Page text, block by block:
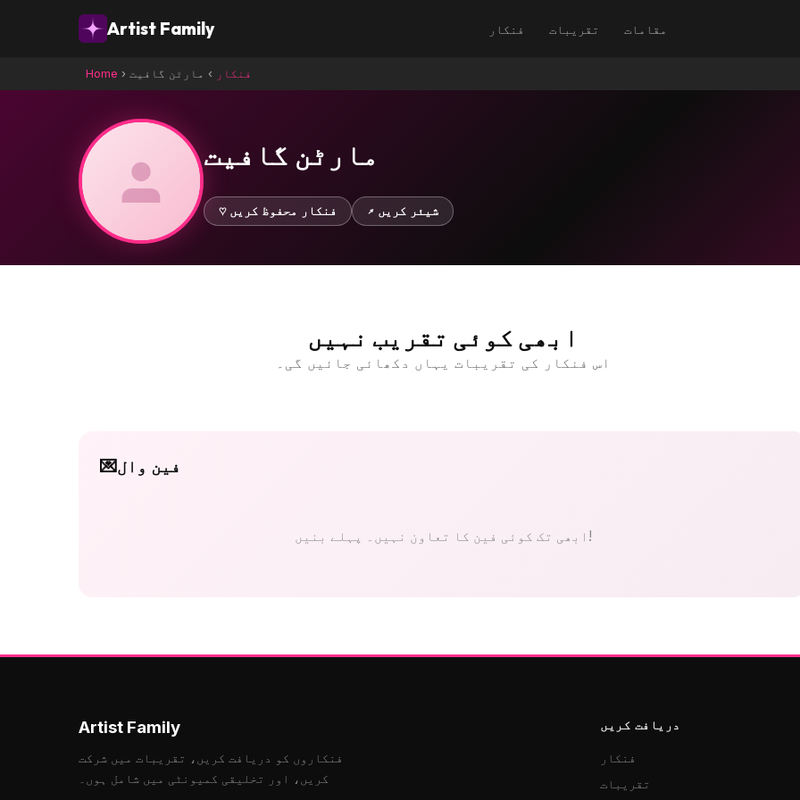
Artist Family فنکار تقریبات مقامات
Home › فنکار › مارٹن گافیت
مارٹن گافیت
♡ فنکار محفوظ کریں ↗ شیئر کریں
ابھی کوئی تقریب نہیں
اس فنکار کی تقریبات یہاں دکھائی جائیں گی۔
💌فین وال
ابھی تک کوئی فین کا تعاون نہیں۔ پہلے بنیں!
Artist Family
فنکاروں کو دریافت کریں، تقریبات میں شرکت
کریں، اور تخلیقی کمیونٹی میں شامل ہوں۔
دریافت کریں
فنکار
تقریبات